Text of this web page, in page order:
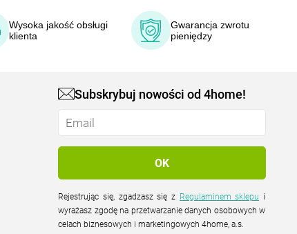
Wysoka jakość obsługi
klienta
Gwarancja zwrotu
pieniędzy
Subskrybuj nowości od 4home!
Rejestrując się, zgadzasz się z Regulaminem sklepu
wyrażasz zgodę na przetwarzanie danych osobowych w
celach biznesowych i marketingowych 4home, a.s.